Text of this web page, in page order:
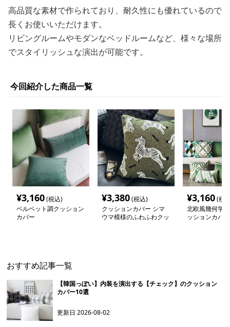
高品質な素材で作られており、耐久性にも優れているので
長くお使いいただけます。
リビングルームやモダンなベッドルームなど、様々な場所
でスタイリッシュな演出が可能です。
今回紹介した商品一覧
¥3,160(税込)
ベルベット調クッション
カバー
¥3,380(税込)
クッションカバー シマ
ウマ模様のふわふわクッ
¥3,160(税
北欧風幾何学
ッションカバー
おすすめ記事一覧
【韓国っぽい】内装を演出する【チェック】のクッション
カバー10選
更新日2026-08-02